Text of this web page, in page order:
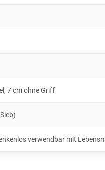
7 cm ohne Griff
verwendbar mit